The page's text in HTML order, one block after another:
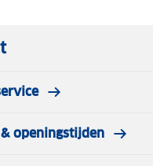
openingstijden